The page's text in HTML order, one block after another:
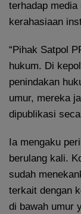
terhadap
kerahasiaan
“Pihak Satpol
hukum. Di
penindakan
umur, mereka
dipublikasi
Ia mengaku
berulang kali.
sudah
terkait dengan
di bawah umur